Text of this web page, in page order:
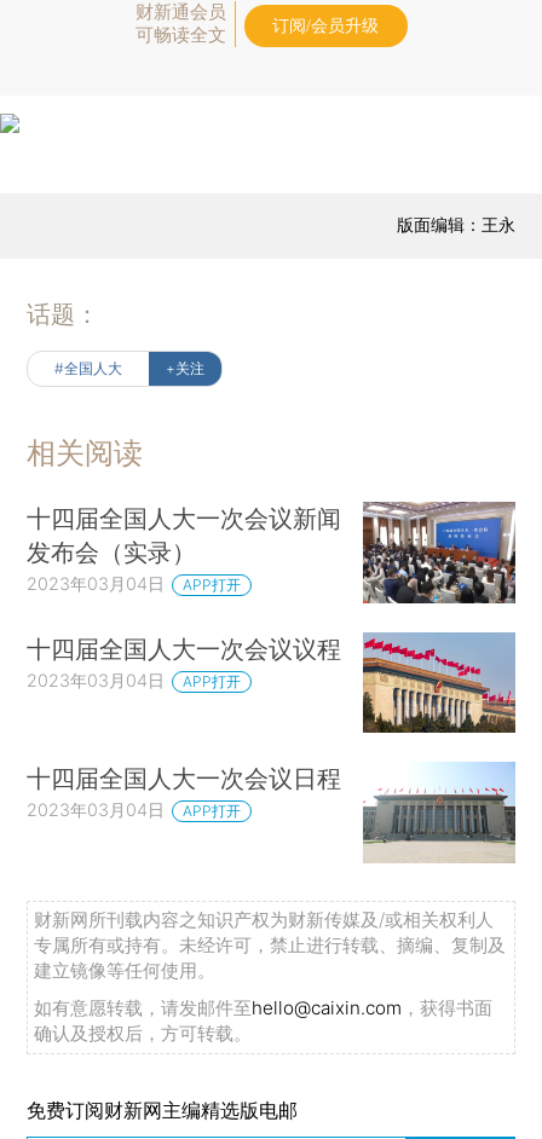
财新通会员
可畅读全文
订阅/会员升级
版面编辑：王永
话题：
#全国人大 +关注
相关阅读
十四届全国人大一次会议新闻
发布会（实录）
2023年03月04日 APP打开
十四届全国人大一次会议议程
2023年03月04日 APP打开
十四届全国人大一次会议日程
2023年03月04日 APP打开
财新网所刊载内容之知识产权为财新传媒及/或相关权利人
专属所有或持有。未经许可，禁止进行转载、摘编、复制及
建立镜像等任何使用。
如有意愿转载，请发邮件至hello@caixin.com ，获得书面
确认及授权后，方可转载。
免费订阅财新网主编精选版电邮